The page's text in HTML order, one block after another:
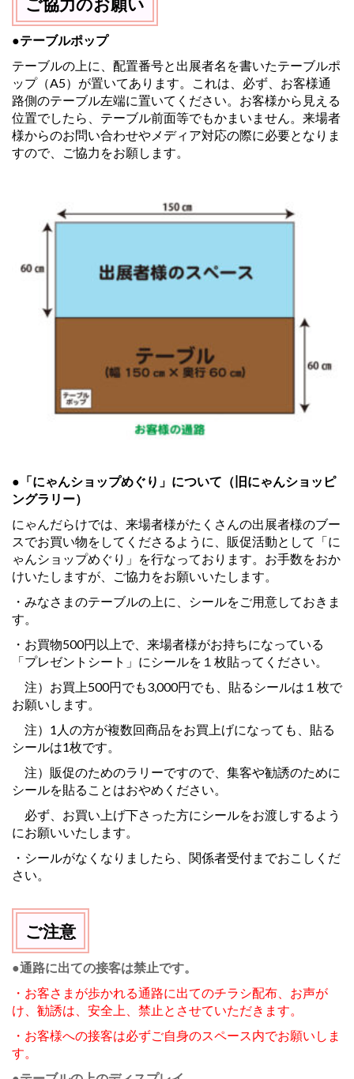
●テーブルポップ
テーブルの上に、配置番号と出展者名を書いたテーブルポ
ップ（A5）が置いてあります。これは、必ず、お客様通
路側のテーブル左端に置いてください。お客様から見える
位置でしたら、テーブル前面等でもかまいません。来場者
様からのお問い合わせやメディア対応の際に必要となりま
すので、ご協力をお願します。
●「にゃんショップめぐり」について（旧にゃんショッピ
ングラリー）
にゃんだらけでは、来場者様がたくさんの出展者様のブー
スでお買い物をしてくださるように、販促活動として「に
ゃんショップめぐり」を行なっております。お手数をおか
けいたしますが、ご協力をお願いいたします。
・みなさまのテーブルの上に、シールをご用意しておきま
す。
・お買物500円以上で、来場者様がお持ちになっている
「プレゼントシート」にシールを１枚貼ってください。
注）お買上500円でも3,000円でも、貼るシールは１枚で
お願いします。
注）1人の方が複数回商品をお買上げになっても、貼る
シールは1枚です。
注）販促のためのラリーですので、集客や勧誘のために
シールを貼ることはおやめください。
必ず、お買い上げ下さった方にシールをお渡しするよう
にお願いいたします。
・シールがなくなりましたら、関係者受付までおこしくだ
さい。
ご注意
●通路に出ての接客は禁止です。
・お客さまが歩かれる通路に出てのチラシ配布、お声が
け、勧誘は、安全上、禁止とさせていただきます。
・お客様への接客は必ずご自身のスペース内でお願いしま
す。